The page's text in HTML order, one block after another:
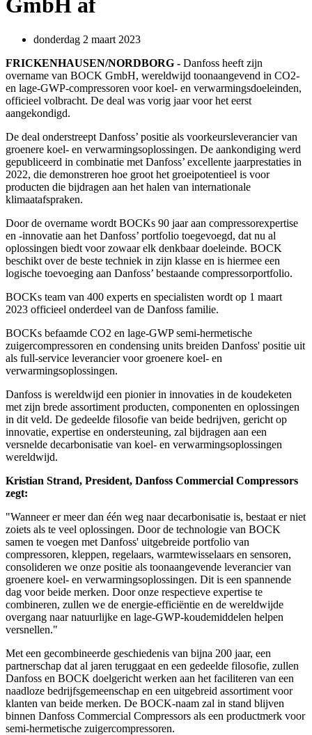
GmbH af
donderdag 2 maart 2023
FRICKENHAUSEN/NORDBORG - Danfoss heeft zijn
overname van BOCK GmbH, wereldwijd toonaangevend in CO2-
en lage-GWP-compressoren voor koel- en verwarmingsdoeleinden,
officieel volbracht. De deal was vorig jaar voor het eerst
aangekondigd.
De deal onderstreept Danfoss’ positie als voorkeursleverancier van
groenere koel- en verwarmingsoplossingen. De aankondiging werd
gepubliceerd in combinatie met Danfoss’ excellente jaarprestaties in
2022, die demonstreren hoe groot het groeipotentieel is voor
producten die bijdragen aan het halen van internationale
klimaatafspraken.
Door de overname wordt BOCKs 90 jaar aan compressorexpertise
en -innovatie aan het Danfoss’ portfolio toegevoegd, dat nu al
oplossingen biedt voor zowaar elk denkbaar doeleinde. BOCK
beschikt over de beste techniek in zijn klasse en is hiermee een
logische toevoeging aan Danfoss’ bestaande compressorportfolio.
BOCKs team van 400 experts en specialisten wordt op 1 maart
2023 officieel onderdeel van de Danfoss familie.
BOCKs befaamde CO2 en lage-GWP semi-hermetische
zuigercompressoren en condensing units breiden Danfoss' positie uit
als full-service leverancier voor groenere koel- en
verwarmingsoplossingen.
Danfoss is wereldwijd een pionier in innovaties in de koudeketen
met zijn brede assortiment producten, componenten en oplossingen
in dit veld. De gedeelde filosofie van beide bedrijven, gericht op
innovatie, expertise en ondersteuning, zal bijdragen aan een
versnelde decarbonisatie van koel- en verwarmingsoplossingen
wereldwijd.
Kristian Strand, President, Danfoss Commercial Compressors
zegt:
"Wanneer er meer dan één weg naar decarbonisatie is, bestaat er niet
zoiets als te veel oplossingen. Door de technologie van BOCK
samen te voegen met Danfoss' uitgebreide portfolio van
compressoren, kleppen, regelaars, warmtewisselaars en sensoren,
consolideren we onze positie als toonaangevende leverancier van
groenere koel- en verwarmingsoplossingen. Dit is een spannende
dag voor beide merken. Door onze respectieve expertise te
combineren, zullen we de energie-efficiëntie en de wereldwijde
overgang naar natuurlijke en lage-GWP-koudemiddelen helpen
versnellen."
Met een gecombineerde geschiedenis van bijna 200 jaar, een
partnerschap dat al jaren teruggaat en een gedeelde filosofie, zullen
Danfoss en BOCK doelgericht werken aan het faciliteren van een
naadloze bedrijfsgemeenschap en een uitgebreid assortiment voor
klanten van beide merken. De BOCK-naam zal in stand blijven
binnen Danfoss Commercial Compressors als een productmerk voor
semi-hermetische zuigercompressoren.